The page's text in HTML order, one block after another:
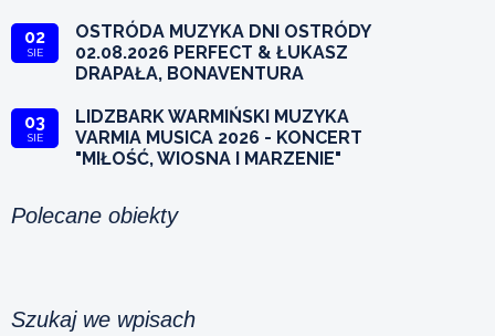
02
SIE
OSTRÓDA MUZYKA DNI OSTRÓDY
02.08.2026 PERFECT & ŁUKASZ
DRAPAŁA, BONAVENTURA
03
SIE
LIDZBARK WARMIŃSKI MUZYKA
VARMIA MUSICA 2026 - KONCERT
"MIŁOŚĆ, WIOSNA I MARZENIE"
Polecane obiekty
Szukaj we wpisach